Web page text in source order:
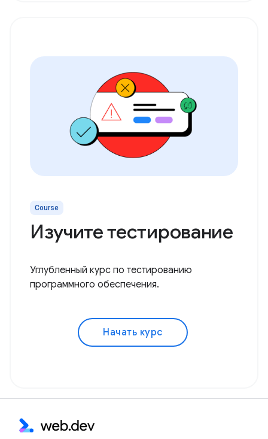
Course
Изучите тестирование
Углубленный курс по тестированию
программного обеспечения.
Начать курс